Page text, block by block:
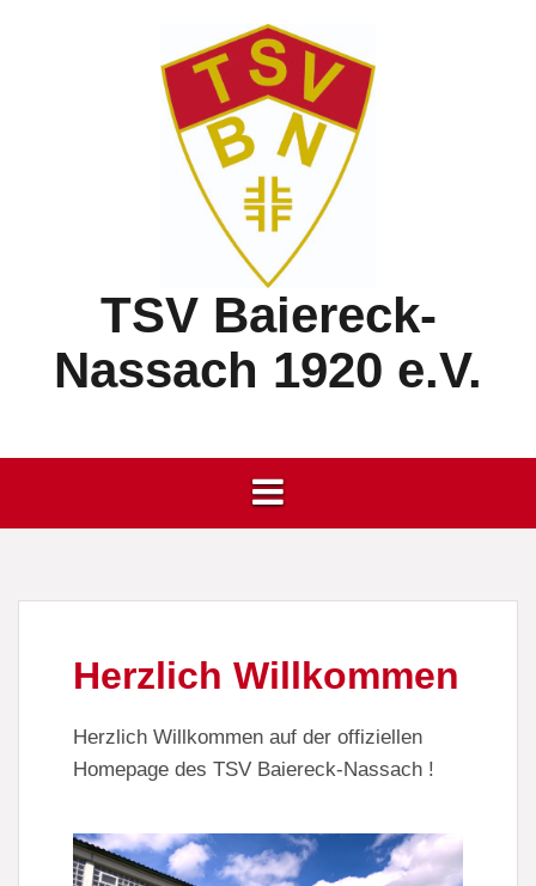
TSV Baiereck-
Nassach 1920 e.V.
Herzlich Willkommen
Herzlich Willkommen auf der offiziellen
Homepage des TSV Baiereck-Nassach !